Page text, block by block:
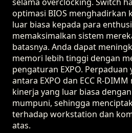
optimasi BIOS menghadirkan
luar biasa kepada para
memaksimalkan sistem
batasnya. Anda dapat
memori lebih tinggi dengan
pengaturan EXPO.
antara EXPO dan ECC R-
kinerja yang luar biasa
mumpuni, sehingga
terhadap workstation dan
atas.